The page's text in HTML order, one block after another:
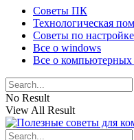
Советы ПК
Технологическая
Советы по
Все о windows
Все о компьютерных
No Result
View All Result